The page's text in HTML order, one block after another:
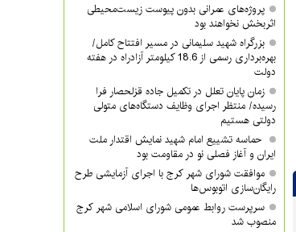
پروژه‌های عمرانی بدون پیوست زیست‌محیطی
اثربخش نخواهند بود
بزرگراه شهید سلیمانی در مسیر افتتاح کامل/
بهره‌برداری رسمی از 18.6 کیلومتر آزادراه در هفته
دولت
زمان پایان تعلل در تکمیل جاده قزلحصار فرا
رسیده/ منتظر اجرای وظایف دستگاه‌های متولی
دولتی هستیم
حماسه تشییع امام شهید نمایش اقتدار ملت
ایران و آغاز فصلی نو در مقاومت بود
موافقت شورای شهر کرج با اجرای آزمایشی طرح
رایگان‌سازی اتوبوس‌ها
سرپرست روابط عمومی شورای اسلامی شهر کرج
منصوب شد